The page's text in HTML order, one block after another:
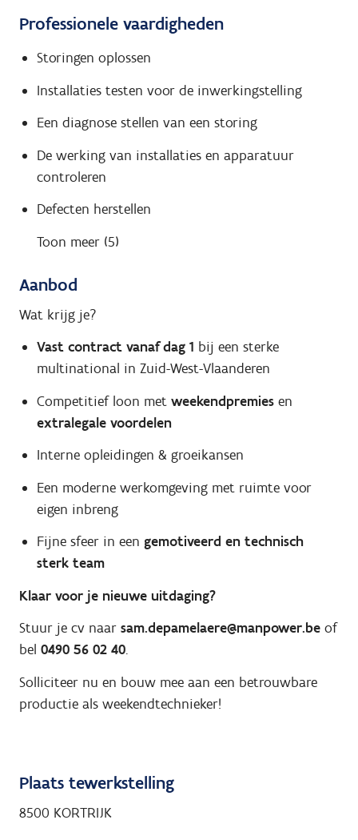
Professionele vaardigheden
Storingen oplossen
Installaties testen voor de inwerkingstelling
Een diagnose stellen van een storing
De werking van installaties en apparatuur
controleren
Defecten herstellen
Toon meer (5)
Aanbod
Wat krijg je?
Vast contract vanaf dag 1 bij een sterke
multinational in Zuid-West-Vlaanderen
Competitief loon met weekendpremiesen
extralegale voordelen
Interne opleidingen & groeikansen
Een moderne werkomgeving met ruimte voor
eigen inbreng
Fijne sfeer in een gemotiveerd en technisch
sterk team
Klaar voor je nieuwe uitdaging?
Stuur je cv naar sam.depamelaere@manpower.be of
bel 0490 56 02 40.
Solliciteer nu en bouw mee aan een betrouwbare
productie als weekendtechnieker!
Plaats tewerkstelling
8500 KORTRIJK